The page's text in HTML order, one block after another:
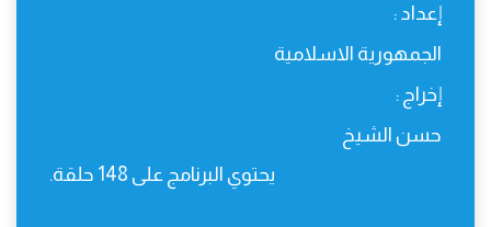
إعداد :
الجمهورية الاسلامية
إخراج :
حسن الشيخ
يحتوي البرنامج على 148 حلقة.